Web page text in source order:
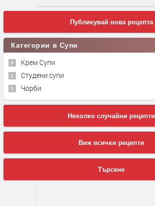
Публикувай нова рецепта
Категории в Супи
Крем Супи
Студени супи
Чорби
Няколко случайни рецепти
Виж всички рецепти
Търсене